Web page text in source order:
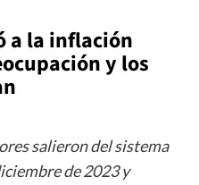
a la inflación
y los
salieron del sistema
de 2023 y